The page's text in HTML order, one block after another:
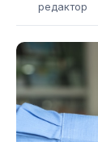
редактор